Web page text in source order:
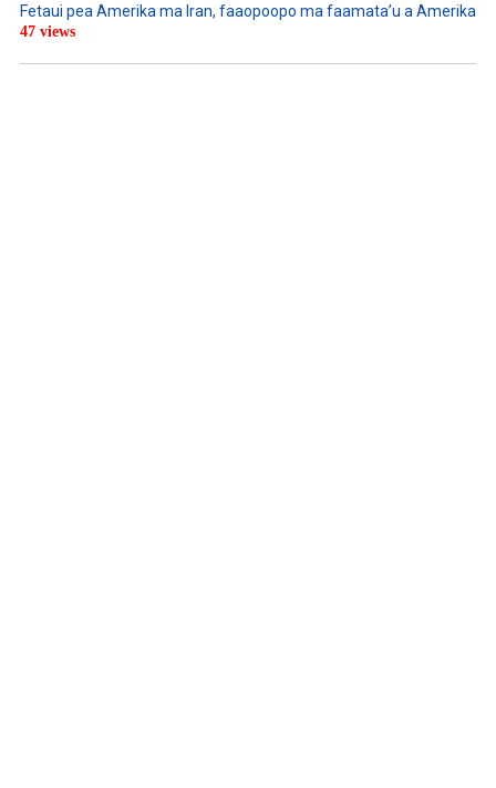
Fetaui pea Amerika ma Iran, faaopoopo ma faamata’u a Amerika
47 views